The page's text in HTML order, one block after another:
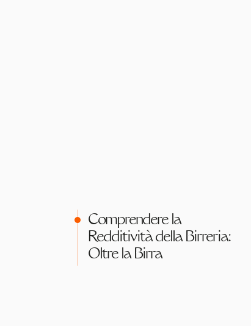
Comprendere la
Redditività della Birreria:
Oltre la Birra